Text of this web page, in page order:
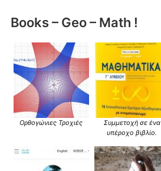
Books – Geo – Math !
Ορθογώνιες Τροχιές
Συμμετοχή σε ένα
υπέροχο βιβλίο.